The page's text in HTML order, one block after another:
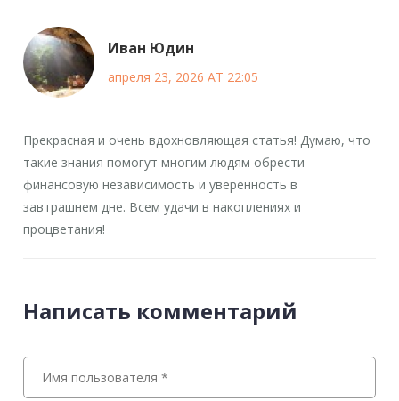
Иван Юдин
апреля 23, 2026 AT 22:05
Прекрасная и очень вдохновляющая статья! Думаю, что
такие знания помогут многим людям обрести
финансовую независимость и уверенность в
завтрашнем дне. Всем удачи в накоплениях и
процветания!
Написать комментарий